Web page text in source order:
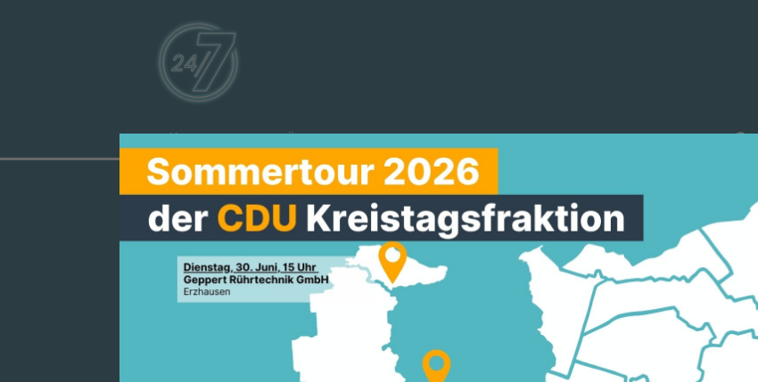
Aktuelles Über uns Vereinigungen Arbeitskreise Mitmachen
MANFRED PENTZ: SPD-
SCHULZ UND HESSEN-SPD
AUF DEM RÜCKEN DER KALI-
WISSEN NICHT WOVON SIE